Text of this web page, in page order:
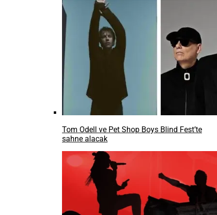
Tom Odell ve Pet Shop Boys Blind Fest’te
sahne alacak